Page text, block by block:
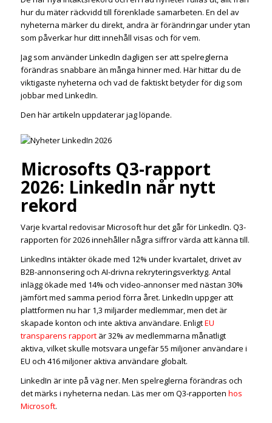
hur du mäter räckvidd till förenklade samarbeten. En del av
nyheterna märker du direkt, andra är förändringar under ytan
som påverkar hur ditt innehåll visas och för vem.
Jag som använder LinkedIn dagligen ser att spelreglerna
förändras snabbare än många hinner med. Här hittar du de
viktigaste nyheterna och vad de faktiskt betyder för dig som
jobbar med LinkedIn.
Den här artikeln uppdaterar jag löpande.
Microsofts Q3-rapport
2026: LinkedIn når nytt
rekord
Varje kvartal redovisar Microsoft hur det går för LinkedIn. Q3-
rapporten för 2026 innehåller några siffror värda att känna till.
LinkedIns intäkter ökade med 12% under kvartalet, drivet av
B2B-annonsering och AI-drivna rekryteringsverktyg. Antal
inlägg ökade med 14% och video-annonser med nästan 30%
jämfört med samma period förra året. LinkedIn uppger att
plattformen nu har 1,3 miljarder medlemmar, men det är
skapade konton och inte aktiva användare. EnligtEU
transparens rapportär 32% av medlemmarna månatligt
aktiva, vilket skulle motsvara ungefär 55 miljoner användare i
EU och 416 miljoner aktiva användare globalt.
LinkedIn är inte på väg ner. Men spelreglerna förändras och
det märks i nyheterna nedan. Läs mer om Q3-rapporten hos
Microsoft.